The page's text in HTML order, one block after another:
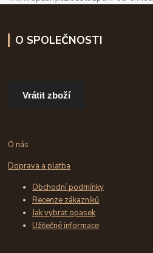
O SPOLEČNOSTI
Vrátit zboží
O nás
Doprava a platba
Obchodní podmínky
Recenze zákazníků
Jak vybrat opasek
Užitečné informace